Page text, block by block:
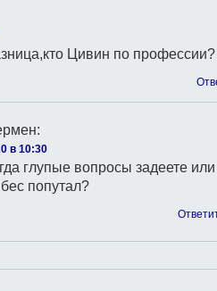
Цивин по профессии?
:
в 10:30
глупые вопросы задеете или
попутал?